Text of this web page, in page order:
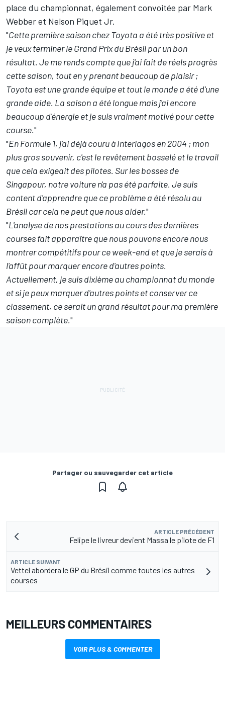
place du championnat, également convoitée par Mark
Webber et Nelson Piquet Jr.
"Cette première saison chez Toyota a été très positive et
je veux terminer le Grand Prix du Brésil par un bon
résultat. Je me rends compte que j'ai fait de réels progrès
cette saison, tout en y prenant beaucoup de plaisir ;
Toyota est une grande équipe et tout le monde a été d'une
grande aide. La saison a été longue mais j'ai encore
beaucoup d'énergie et je suis vraiment motivé pour cette
course."
"En Formule 1, j'ai déjà couru à Interlagos en 2004 ; mon
plus gros souvenir, c'est le revêtement bosselé et le travail
que cela exigeait des pilotes. Sur les bosses de
Singapour, notre voiture n'a pas été parfaite. Je suis
content d'apprendre que ce problème a été résolu au
Brésil car cela ne peut que nous aider."
"L'analyse de nos prestations au cours des dernières
courses fait apparaître que nous pouvons encore nous
montrer compétitifs pour ce week-end et que je serais à
l'affût pour marquer encore d'autres points.
Actuellement, je suis dixième au championnat du monde
et si je peux marquer d'autres points et conserver ce
classement, ce serait un grand résultat pour ma première
saison complète."
Partager ou sauvegarder cet article
ARTICLE PRÉCÉDENT
Felipe le livreur devient Massa le pilote de F1
ARTICLE SUIVANT
Vettel abordera le GP du Brésil comme toutes les autres
courses
MEILLEURS COMMENTAIRES
VOIR PLUS & COMMENTER